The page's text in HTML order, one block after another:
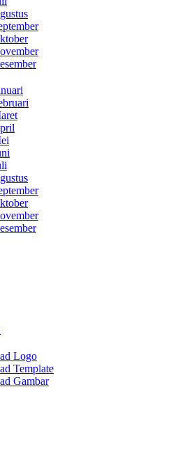
Logo
Template
Gambar